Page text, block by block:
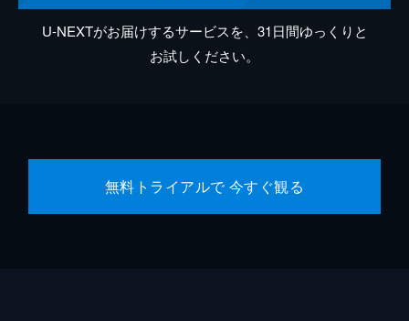
U-NEXTがお届けするサービスを、31日間ゆっくりと
お試しください。
無料トライアルで 今すぐ観る